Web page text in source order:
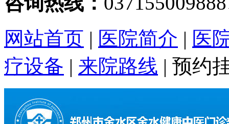
网站首页 | 医院简介 | 医
疗设备 | 来院路线 | 预约